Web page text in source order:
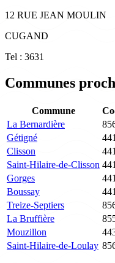
12 RUE JEAN MOULIN
CUGAND
Tel : 3631
Communes
Commune
La Bernardière
Gétigné
Clisson
Saint-Hilaire-de-Clisson
Gorges
Boussay
Treize-Septiers
La Bruffière
Mouzillon
Saint-Hilaire-de-Loulay